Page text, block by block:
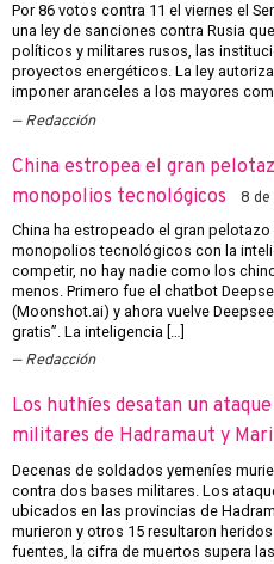
Por 86 votos contra 11 el viernes el
una ley de sanciones contra Rusia
políticos y militares rusos, las
proyectos energéticos. La ley
imponer aranceles a los mayores
Redacción
China estropea el gran
monopolios tecnológicos
8
China ha estropeado el gran
monopolios tecnológicos con la
competir, no hay nadie como los
menos. Primero fue el chatbot
(Moonshot.ai) y ahora vuelve
gratis”. La inteligencia […]
Redacción
Los huthíes desatan un
militares de Hadramaut y
Decenas de soldados yemeníes
contra dos bases militares. Los
ubicados en las provincias de
murieron y otros 15 resultaron
fuentes, la cifra de muertos supera